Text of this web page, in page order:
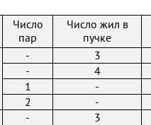
Число
пар
Число жил в
пучке
- 3
-
4
1
-
2
-
- 3